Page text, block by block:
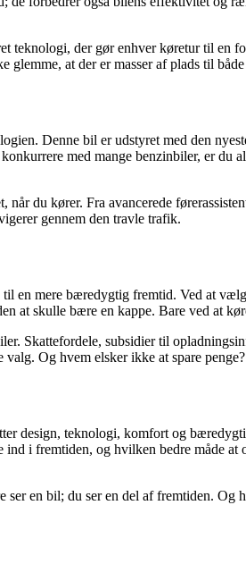
teknologi, der gør enhver køretur til
at der er masser af plads til
Denne bil er udstyret med den
med mange benzinbiler, er
du kører. Fra avancerede
gennem den travle trafik.
en mere bæredygtig fremtid. Ved at
at skulle bære en kappe. Bare ved at
Skattefordele, subsidier til
Og hvem elsker ikke at spare penge?
design, teknologi, komfort og
i fremtiden, og hvilken bedre måde
en bil; du ser en del af fremtiden.